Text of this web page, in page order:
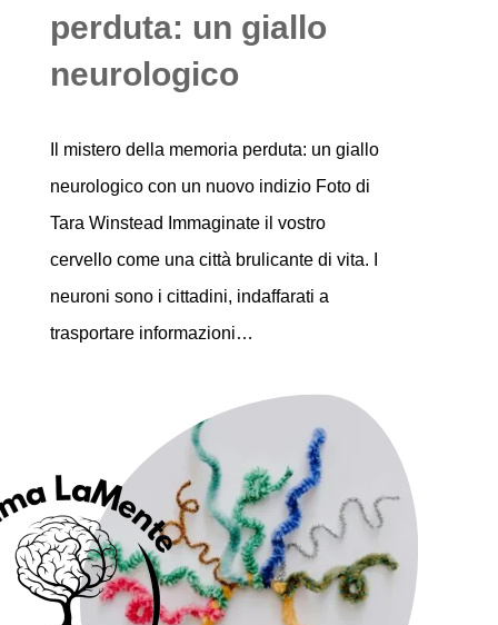
perduta: un giallo
neurologico
Il mistero della memoria perduta: un giallo
neurologico con un nuovo indizio Foto di
Tara Winstead Immaginate il vostro
cervello come una città brulicante di vita. I
neuroni sono i cittadini, indaffarati a
trasportare informazioni…